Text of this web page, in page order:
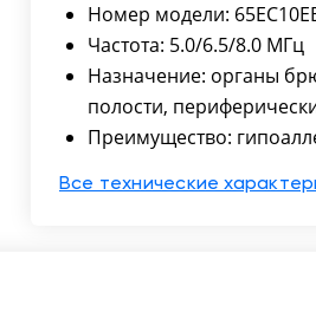
Номер модели:
Частота: 5.0/6.5/8.0 МГц
Назначение: органы
полости,
Преимущество:
Все технические